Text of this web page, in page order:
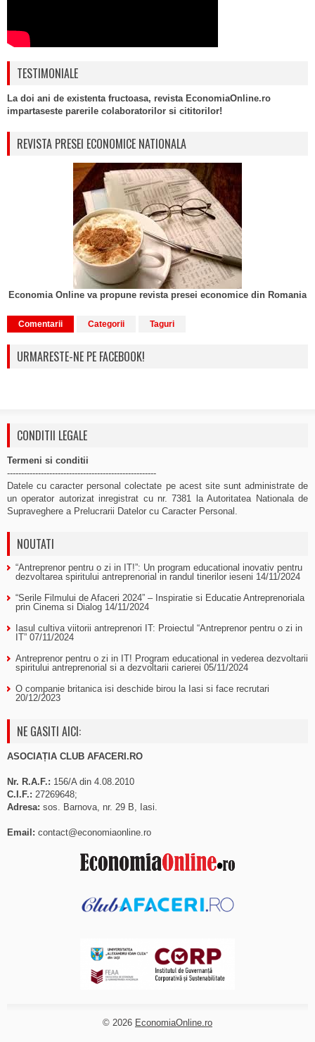
TESTIMONIALE
La doi ani de existenta fructoasa, revista EconomiaOnline.ro
impartaseste parerile colaboratorilor si cititorilor!
REVISTA PRESEI ECONOMICE NATIONALA
Economia Online va propune revista presei economice din Romania
Comentarii Categorii Taguri
URMARESTE-NE PE FACEBOOK!
CONDITII LEGALE
Termeni si conditii
-----------------------------------------------------
Datele cu caracter personal colectate pe acest site sunt administrate de
un operator autorizat inregistrat cu nr. 7381 la Autoritatea Nationala de
Supraveghere a Prelucrarii Datelor cu Caracter Personal.
NOUTATI
“Antreprenor pentru o zi in IT!”: Un program educational inovativ pentru
dezvoltarea spiritului antreprenorial in randul tinerilor ieseni 14/11/2024
“Serile Filmului de Afaceri 2024” – Inspiratie si Educatie Antreprenoriala
prin Cinema si Dialog 14/11/2024
Iasul cultiva viitorii antreprenori IT: Proiectul “Antreprenor pentru o zi in
IT” 07/11/2024
Antreprenor pentru o zi in IT! Program educational in vederea dezvoltarii
spiritului antreprenorial si a dezvoltarii carierei 05/11/2024
O companie britanica isi deschide birou la Iasi si face recrutari
20/12/2023
NE GASITI AICI:
ASOCIAȚIA CLUB AFACERI.RO
Nr. R.A.F.: 156/A din 4.08.2010
C.I.F.: 27269648;
Adresa: sos. Barnova, nr. 29 B, Iasi.
Email: contact@economiaonline.ro
© 2026 EconomiaOnline.ro